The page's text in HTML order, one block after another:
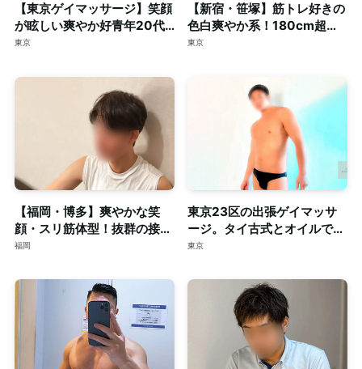
【東京ゲイマッサージ】笑顔
が眩しい爽やか好青年20代
スマート体型セラピスト◎清
東京
【新宿・笹塚】筋トレ好きの
色白爽やか系！180cm超え
の長身・がっちり体型セラピ
東京
【福岡・博多】爽やかな笑
顔・スリ筋体型！抜群の接客
力も併せ持つイケメンセラピ
福岡
東京23区の出張ゲイマッサ
ージ。タイ古式とオイルで心
身を深く整える至福のリラク
東京